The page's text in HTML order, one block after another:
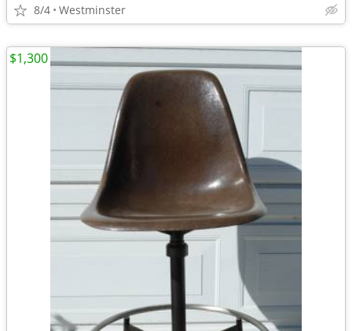
8/4 Westminster
$1,300